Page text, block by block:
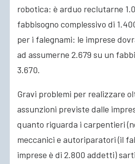
robotica: è arduo reclutarne
fabbisogno complessivo di
per i falegnami: le imprese
ad assumerne 2.679 su un
3.670.
Gravi problemi per realizzare
assunzioni previste dalle
quanto riguarda i carpentieri
meccanici e autoriparatori (il
imprese è di 2.800 addetti)